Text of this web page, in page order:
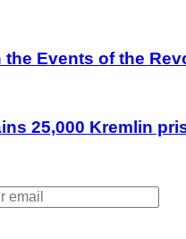
Events of the
25,000 Kremlin